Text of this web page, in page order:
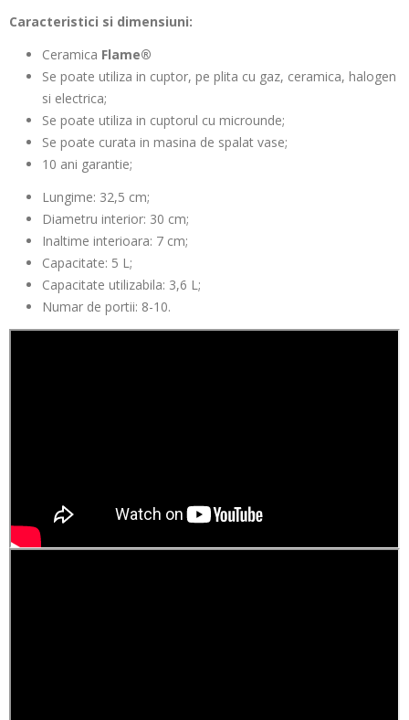
Caracteristici si dimensiuni:
Ceramica Flame®
Se poate utiliza in cuptor, pe plita cu gaz, ceramica, halogen
si electrica;
Se poate utiliza in cuptorul cu microunde;
Se poate curata in masina de spalat vase;
10 ani garantie;
Lungime: 32,5 cm;
Diametru interior: 30 cm;
Inaltime interioara: 7 cm;
Capacitate: 5 L;
Capacitate utilizabila: 3,6 L;
Numar de portii: 8-10.